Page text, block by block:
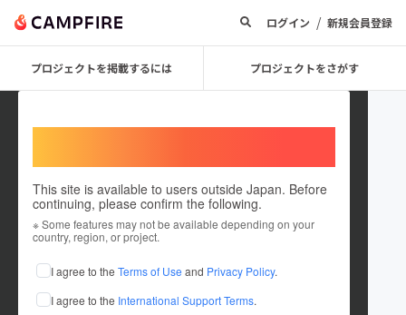
ログイン / 新規会員登録
プロジェクトを掲載するには プロジェクトをさがす
This site is available to users outside Japan. Before
continuing, please confirm the following.
※ Some features may not be available depending on your
country, region, or project.
I agree to the Terms of Use and Privacy Policy.
I agree to the International Support Terms.
Toshinori Izumi
これまでに22回支援して1件のプロジェクトを投稿しています
在住国：日本 現在地：茨城県